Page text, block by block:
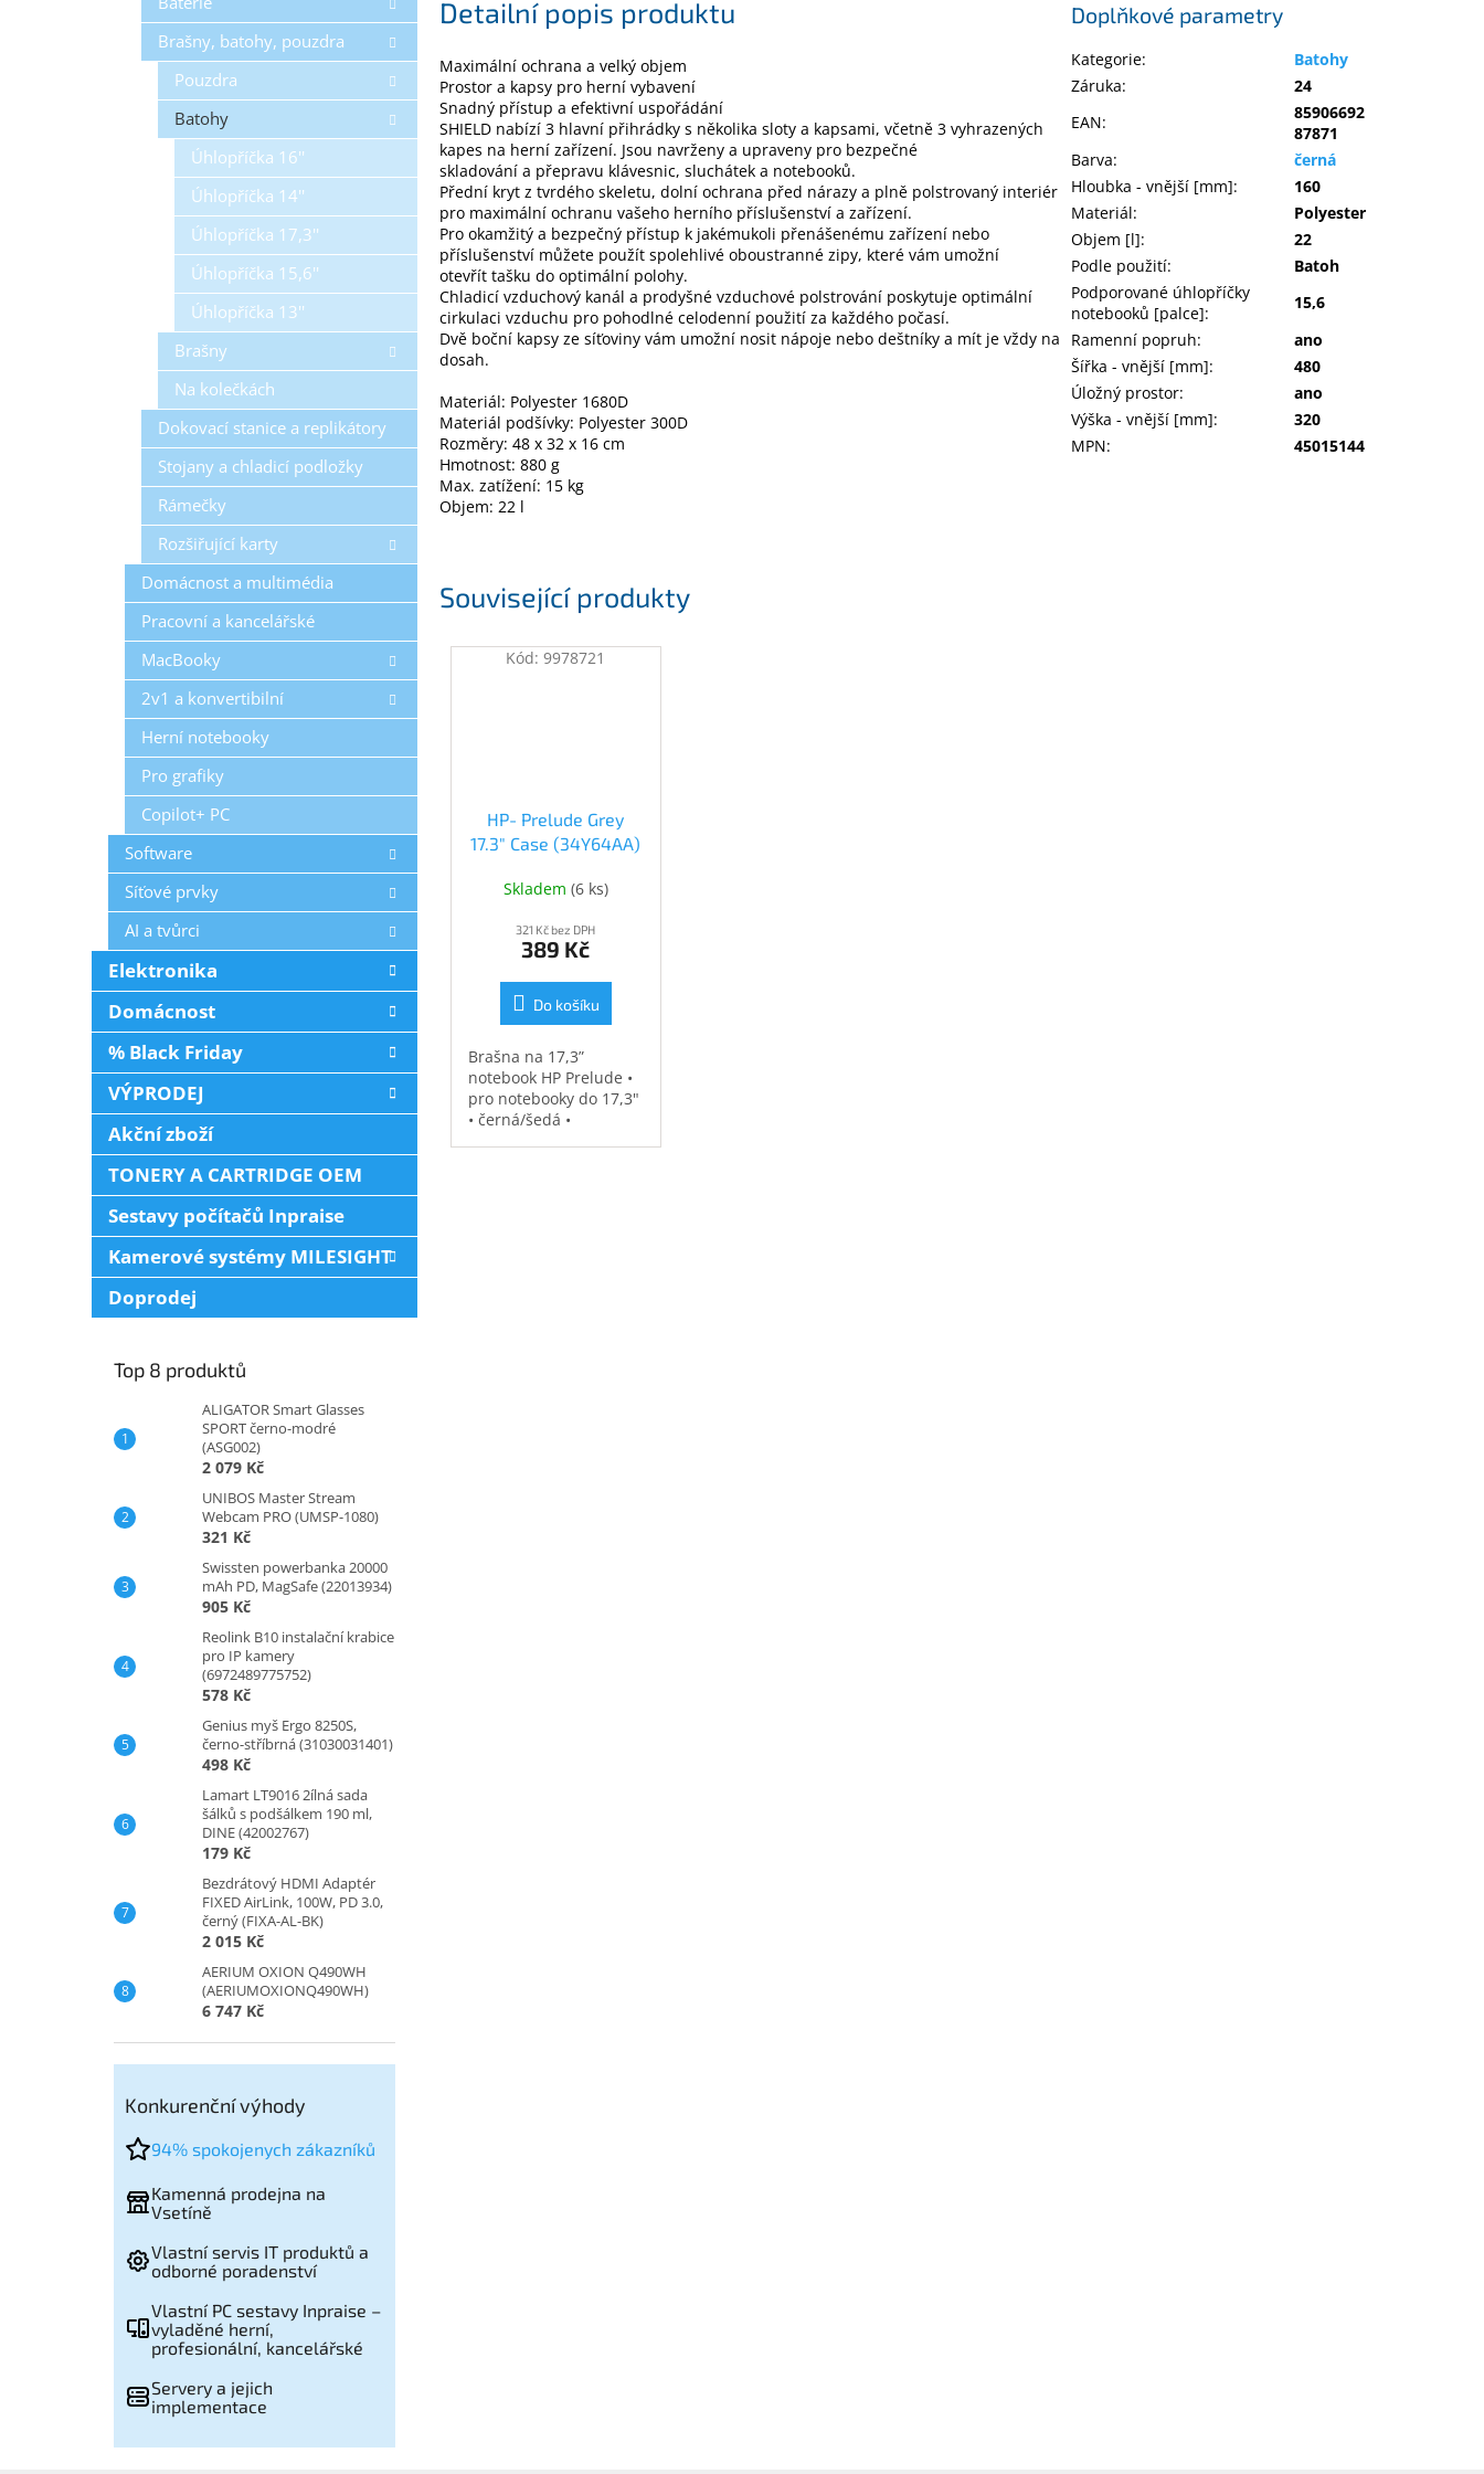
Brašny, batohy, pouzdra
Pouzdra
Batohy
Úhlopříčka 16''
Úhlopříčka 14''
Úhlopříčka 17,3''
Úhlopříčka 15,6''
Úhlopříčka 13''
Brašny
Na kolečkách
Dokovací stanice a replikátory
Stojany a chladicí podložky
Rámečky
Rozšiřující karty
Domácnost a multimédia
Pracovní a kancelářské
MacBooky
2v1 a konvertibilní
Herní notebooky
Pro grafiky
Copilot+ PC
Software
Síťové prvky
AI a tvůrci
Elektronika
Domácnost
% Black Friday
VÝPRODEJ
Akční zboží
TONERY A CARTRIDGE OEM
Sestavy počítačů Inpraise
Kamerové systémy MILESIGHT
Doprodej
Top 8 produktů
ALIGATOR Smart Glasses
SPORT černo-modré
(ASG002)
2 079 Kč
UNIBOS Master Stream
Webcam PRO (UMSP-1080)
321 Kč
Swissten powerbanka 20000
mAh PD, MagSafe (22013934)
905 Kč
Reolink B10 instalační krabice
pro IP kamery
(6972489775752)
578 Kč
Genius myš Ergo 8250S,
černo-stříbrná (31030031401)
498 Kč
Lamart LT9016 2ílná sada
šálků s podšálkem 190 ml,
DINE (42002767)
179 Kč
Bezdrátový HDMI Adaptér
FIXED AirLink, 100W, PD 3.0,
černý (FIXA-AL-BK)
2 015 Kč
AERIUM OXION Q490WH
(AERIUMOXIONQ490WH)
6 747 Kč
Konkurenční výhody
94% spokojenych zákazníků
Kamenná prodejna na
Vsetíně
Vlastní servis IT produktů a
odborné poradenství
Vlastní PC sestavy Inpraise –
vyladěné herní,
profesionální, kancelářské
Servery a jejich
implementace
Související produkty
HP- Prelude Grey
17.3" Case (34Y64AA)
Skladem (6 ks)
321 Kč bez DPH
389 Kč
Do košíku
Brašna na 17,3”
notebook HP Prelude •
pro notebooky do 17,3"
• černá/šedá •
Kód:9978721
Detailní popis produktu
Maximální ochrana a velký objem
Prostor a kapsy pro herní vybavení
Snadný přístup a efektivní uspořádání
SHIELD nabízí 3 hlavní přihrádky s několika sloty a kapsami, včetně 3 vyhrazených
kapes na herní zařízení. Jsou navrženy a upraveny pro bezpečné
skladování a přepravu klávesnic, sluchátek a notebooků.
Přední kryt z tvrdého skeletu, dolní ochrana před nárazy a plně polstrovaný interiér
pro maximální ochranu vašeho herního příslušenství a zařízení.
Pro okamžitý a bezpečný přístup k jakémukoli přenášenému zařízení nebo
příslušenství můžete použít spolehlivé oboustranné zipy, které vám umožní
otevřít tašku do optimální polohy.
Chladicí vzduchový kanál a prodyšné vzduchové polstrování poskytuje optimální
cirkulaci vzduchu pro pohodlné celodenní použití za každého počasí.
Dvě boční kapsy ze síťoviny vám umožní nosit nápoje nebo deštníky a mít je vždy na
dosah.
Materiál: Polyester 1680D
Materiál podšívky: Polyester 300D
Rozměry: 48 x 32 x 16 cm
Hmotnost: 880 g
Max. zatížení: 15 kg
Objem: 22 l
Doplňkové parametry
Kategorie:
Batohy
Záruka:
24
EAN:
85906692
87871
Barva:
černá
Hloubka - vnější [mm]:
160
Materiál:
Polyester
Objem [l]:
22
Podle použití:
Batoh
Podporované úhlopříčky
notebooků [palce]:
15,6
Ramenní popruh:
ano
Šířka - vnější [mm]:
480
Úložný prostor:
ano
Výška - vnější [mm]:
320
MPN: 45015144